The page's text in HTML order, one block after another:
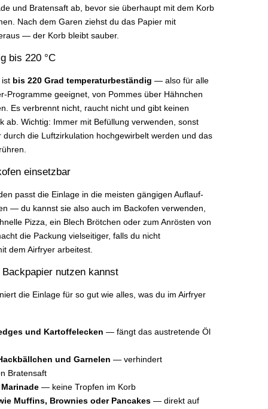
und Bratensaft ab, bevor sie überhaupt mit dem Korb
Nach dem Garen ziehst du das Papier mit
— der Korb bleibt sauber.
bis 220 °C
ist bis 220 Grad temperaturbeständig — also für alle
Programme geeignet, von Pommes über Hähnchen
Es verbrennt nicht, raucht nicht und gibt keinen
ab. Wichtig: Immer mit Befüllung verwenden, sonst
durch die Luftzirkulation hochgewirbelt werden und das
einsetzbar
passt die Einlage in die meisten gängigen Auflauf-
— du kannst sie also auch im Backofen verwenden,
Pizza, ein Blech Brötchen oder zum Anrösten von
die Packung vielseitiger, falls du nicht
dem Airfryer arbeitest.
nutzen kannst
die Einlage für so gut wie alles, was du im Airfryer
und Kartoffelecken — fängt das austretende Öl
und Garnelen — verhindert
Bratensaft
— keine Tropfen im Korb
Muffins, Brownies oder Pancakes— direkt auf